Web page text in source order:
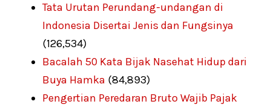
Tata Urutan Perundang-undangan di
Indonesia Disertai Jenis dan Fungsinya
(126,534)
Bacalah 50 Kata Bijak Nasehat Hidup dari
Buya Hamka (84,893)
Pengertian Peredaran Bruto Wajib Pajak